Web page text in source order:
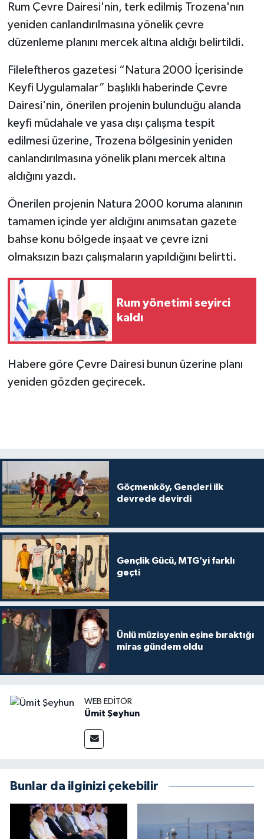
Rum Çevre Dairesi'nin, terk edilmiş Trozena'nın
yeniden canlandırılmasına yönelik çevre
düzenleme planını mercek altına aldığı belirtildi.
Fileleftheros gazetesi “Natura 2000 İçerisinde
Keyfi Uygulamalar” başlıklı haberinde Çevre
Dairesi'nin, önerilen projenin bulunduğu alanda
keyfi müdahale ve yasa dışı çalışma tespit
edilmesi üzerine, Trozena bölgesinin yeniden
canlandırılmasına yönelik planı mercek altına
aldığını yazdı.
Önerilen projenin Natura 2000 koruma alanının
tamamen içinde yer aldığını anımsatan gazete
bahse konu bölgede inşaat ve çevre izni
olmaksızın bazı çalışmaların yapıldığını belirtti.
Rum yönetimi seyirci
kaldı
Habere göre Çevre Dairesi bunun üzerine planı
yeniden gözden geçirecek.
Göçmenköy, Gençleri ilk
devrede devirdi
Gençlik Gücü, MTG’yi farklı
geçti
Ünlü müzisyenin eşine bıraktığı
miras gündem oldu
WEB EDITÖR
Ümit Şeyhun
Bunlar da ilginizi çekebilir